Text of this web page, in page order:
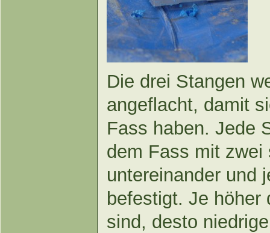
Die drei Stangen
angeflacht, damit
Fass haben. Jede
dem Fass mit zwei
untereinander und
befestigt. Je höher
sind, desto